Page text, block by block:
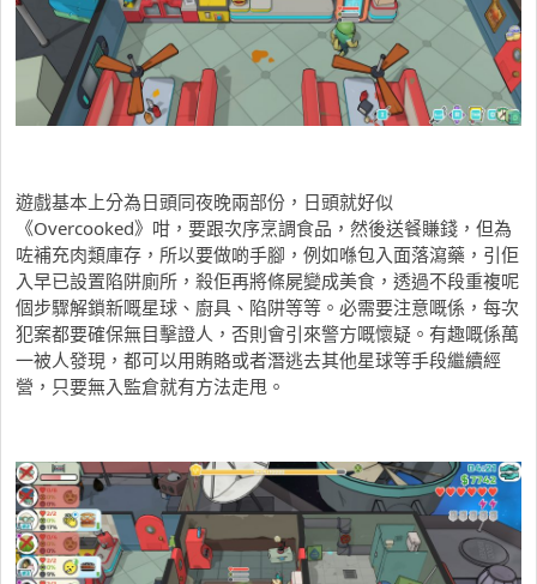
遊戲基本上分為日頭同夜晚兩部份，日頭就好似
《Overcooked》咁，要跟次序烹調食品，然後送餐賺錢，但為
咗補充肉類庫存，所以要做啲手腳，例如喺包入面落瀉藥，引佢
入早已設置陷阱廁所，殺佢再將條屍變成美食，透過不段重複呢
個步驟解鎖新嘅星球、廚具、陷阱等等。必需要注意嘅係，每次
犯案都要確保無目擊證人，否則會引來警方嘅懷疑。有趣嘅係萬
一被人發現，都可以用賄賂或者潛逃去其他星球等手段繼續經
營，只要無入監倉就有方法走甩。